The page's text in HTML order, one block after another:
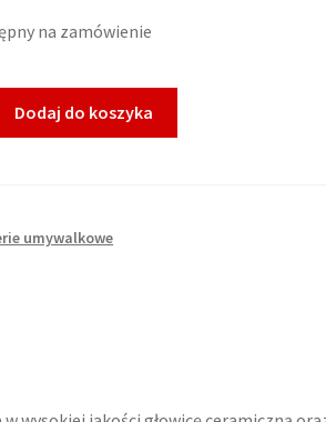
na zamówienie
Dodaj do koszyka
umywalkowe